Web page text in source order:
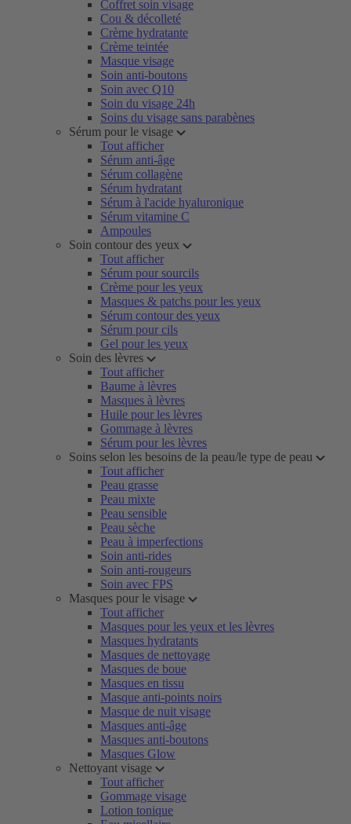
Coffret soin visage
Cou & décolleté
Crème hydratante
Crème teintée
Masque visage
Soin anti-boutons
Soin avec Q10
Soin du visage 24h
Soins du visage sans parabènes
Sérum pour le visage
Tout afficher
Sérum anti-âge
Sérum collagène
Sérum hydratant
Sérum à l'acide hyaluronique
Sérum vitamine C
Ampoules
Soin contour des yeux
Tout afficher
Sérum pour sourcils
Crème pour les yeux
Masques & patchs pour les yeux
Sérum contour des yeux
Sérum pour cils
Gel pour les yeux
Soin des lèvres
Tout afficher
Baume à lèvres
Masques à lèvres
Huile pour les lèvres
Gommage à lèvres
Sérum pour les lèvres
Soins selon les besoins de la peau/le type de peau
Tout afficher
Peau grasse
Peau mixte
Peau sensible
Peau sèche
Peau à imperfections
Soin anti-rides
Soin anti-rougeurs
Soin avec FPS
Masques pour le visage
Tout afficher
Masques pour les yeux et les lèvres
Masques hydratants
Masques de nettoyage
Masques de boue
Masques en tissu
Masque anti-points noirs
Masque de nuit visage
Masques anti-âge
Masques anti-boutons
Masques Glow
Nettoyant visage
Tout afficher
Gommage visage
Lotion tonique